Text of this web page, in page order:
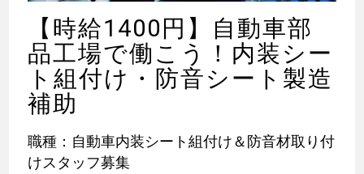
【時給1400円】自動車部
品工場で働こう！内装シー
ト組付け・防音シート製造
補助
職種：自動車内装シート組付け＆防音材取り付
けスタッフ募集